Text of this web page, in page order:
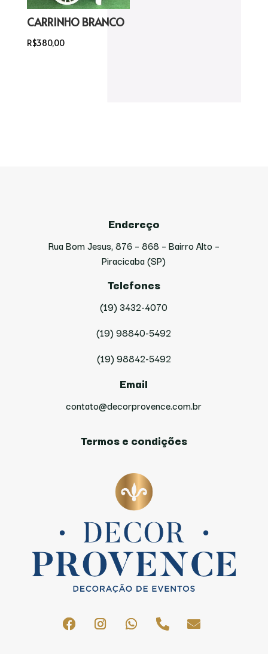
CARRINHO BRANCO
R$380,00
Endereço
Rua Bom Jesus, 876 – 868 – Bairro Alto –
Piracicaba (SP)
Telefones
(19) 3432-4070
(19) 98840-5492
(19) 98842-5492
Email
contato@decorprovence.com.br
Termos e condições